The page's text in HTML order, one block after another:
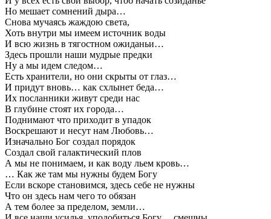
Но мешает сомнений дыра…
Снова мучаясь жаждою света,
Хоть внутри мы имеем источник воды
И всю жизнь в тягостном ожиданьи…
Здесь прошли наши мудрые предки
Ну а мы идем следом…
Есть хранители, но они скрыты от глаз…
И придут вновь… как схлынет беда…
Их посланники живут среди нас
В глубине стоят их города…
Поднимают что приходит в упадок
Воскрешают и несут нам Любовь…
Изначально Бог создал порядок
Создал свой галактический плов
А мы не понимаем, и как воду льем кровь…
… Как же там мы нужны будем Богу
Если вскоре становимся, здесь себе не нужны
Что он здесь нам чего то обязан
А тем более за пределом, земли…